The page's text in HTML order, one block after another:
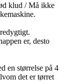
klud / Må ikke
er, desto
en størrelse på 4
det er tørret